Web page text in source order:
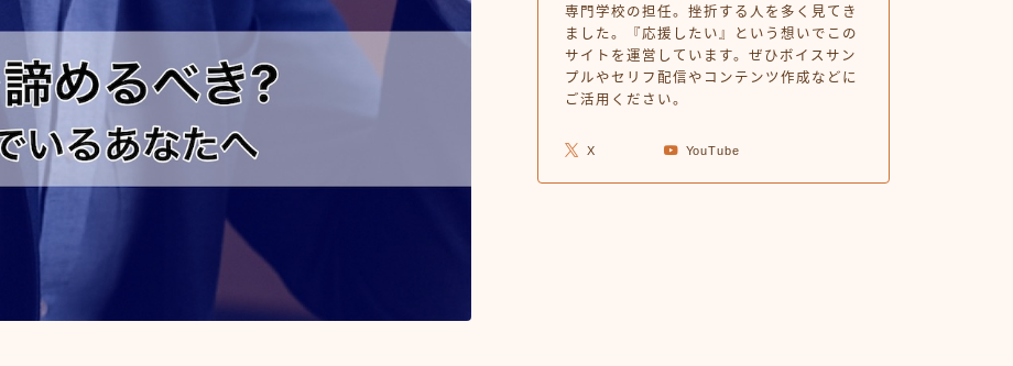
専門学校の担任。挫折する人を多く見てき
ました。『応援したい』という想いでこの
サイトを運営しています。ぜひボイスサン
プルやセリフ配信やコンテンツ作成などに
ご活用ください。
X YouTube